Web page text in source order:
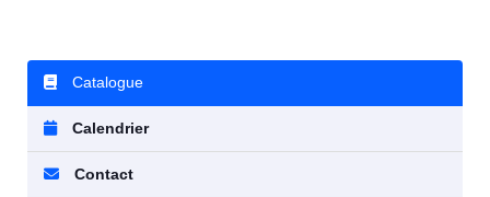
Catalogue
Calendrier
Contact